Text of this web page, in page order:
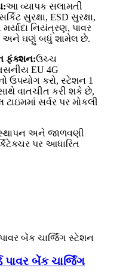
આ વ્યાપક સલામતી
સુરક્ષા, ESD સુરક્ષા,
મર્યાદા નિયંત્રણ, પાવર
અને ઘણું બધું શામેલ છે.
ફંક્શન:ઉચ્ચ
EU 4G
ઉપયોગ કરો, સ્ટેશન 1
વાતચીત કરી શકે છે,
સર્વર પર મોકલી
અને જાળવણી
પર આધારિત
પાવર બેંક ચાર્જિંગ